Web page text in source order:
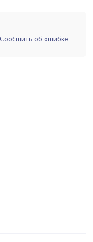
Сообщить об ошибке